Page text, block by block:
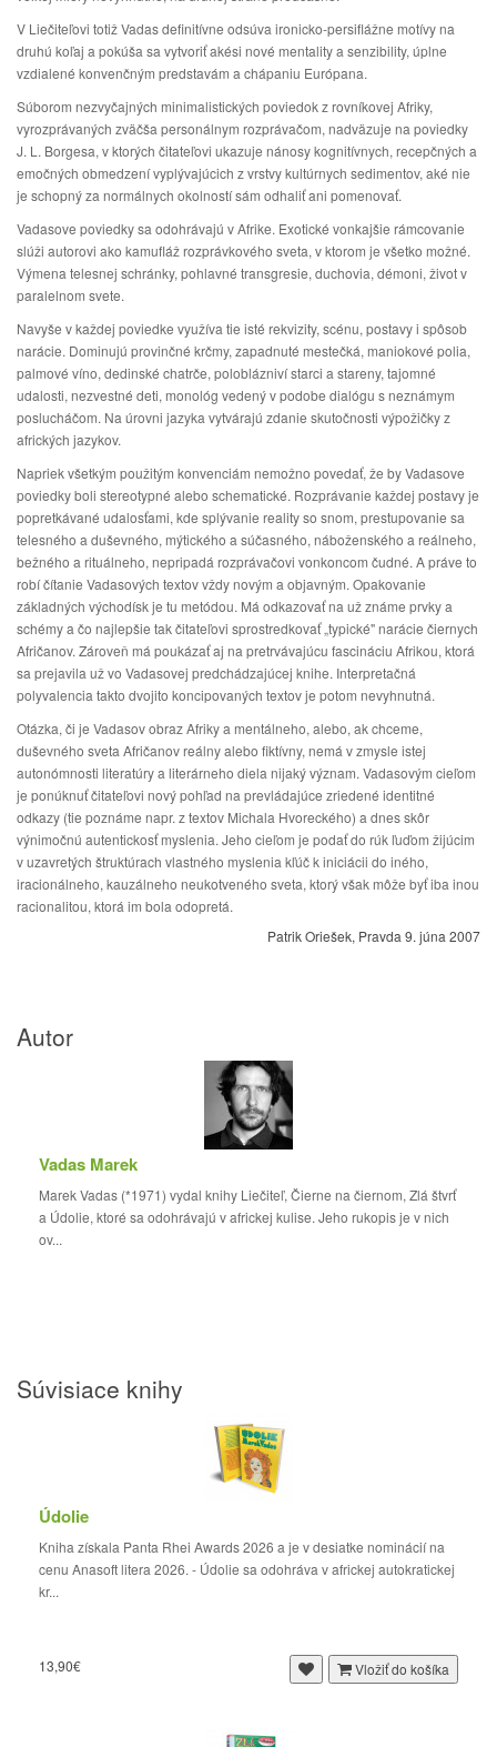
V Liečiteľovi totiž Vadas definitívne odsúva ironicko-persiflážne motívy na
druhú koľaj a pokúša sa vytvoriť akési nové mentality a senzibility, úplne
vzdialené konvenčným predstavám a chápaniu Európana.
Súborom nezvyčajných minimalistických poviedok z rovníkovej Afriky,
vyrozprávaných zväčša personálnym rozprávačom, nadväzuje na poviedky
J. L. Borgesa, v ktorých čitateľovi ukazuje nánosy kognitívnych, recepčných a
emočných obmedzení vyplývajúcich z vrstvy kultúrnych sedimentov, aké nie
je schopný za normálnych okolností sám odhaliť ani pomenovať.
Vadasove poviedky sa odohrávajú v Afrike. Exotické vonkajšie rámcovanie
slúži autorovi ako kamufláž rozprávkového sveta, v ktorom je všetko možné.
Výmena telesnej schránky, pohlavné transgresie, duchovia, démoni, život v
paralelnom svete.
Navyše v každej poviedke využíva tie isté rekvizity, scénu, postavy i spôsob
narácie. Dominujú provinčné krčmy, zapadnuté mestečká, maniokové polia,
palmové víno, dedinské chatrče, poloblázniví starci a stareny, tajomné
udalosti, nezvestné deti, monológ vedený v podobe dialógu s neznámym
poslucháčom. Na úrovni jazyka vytvárajú zdanie skutočnosti výpožičky z
afrických jazykov.
Napriek všetkým použitým konvenciám nemožno povedať, že by Vadasove
poviedky boli stereotypné alebo schematické. Rozprávanie každej postavy je
popretkávané udalosťami, kde splývanie reality so snom, prestupovanie sa
telesného a duševného, mýtického a súčasného, náboženského a reálneho,
bežného a rituálneho, nepripadá rozprávačovi vonkoncom čudné. A práve to
robí čítanie Vadasových textov vždy novým a objavným. Opakovanie
základných východísk je tu metódou. Má odkazovať na už známe prvky a
schémy a čo najlepšie tak čitateľovi sprostredkovať „typické" narácie čiernych
Afričanov. Zároveň má poukázať aj na pretrvávajúcu fascináciu Afrikou, ktorá
sa prejavila už vo Vadasovej predchádzajúcej knihe. Interpretačná
polyvalencia takto dvojito koncipovaných textov je potom nevyhnutná.
Otázka, či je Vadasov obraz Afriky a mentálneho, alebo, ak chceme,
duševného sveta Afričanov reálny alebo fiktívny, nemá v zmysle istej
autonómnosti literatúry a literárneho diela nijaký význam. Vadasovým cieľom
je ponúknuť čitateľovi nový pohľad na prevládajúce zriedené identitné
odkazy (tie poznáme napr. z textov Michala Hvoreckého) a dnes skôr
výnimočnú autentickosť myslenia. Jeho cieľom je podať do rúk ľuďom žijúcim
v uzavretých štruktúrach vlastného myslenia kľúč k iniciácii do iného,
iracionálneho, kauzálneho neukotveného sveta, ktorý však môže byť iba inou
racionalitou, ktorá im bola odopretá.
Patrik Oriešek, Pravda 9. júna 2007
Autor
Vadas Marek
Marek Vadas (*1971) vydal knihy Liečiteľ, Čierne na čiernom, Zlá štvrť
a Údolie, ktoré sa odohrávajú v africkej kulise. Jeho rukopis je v nich
ov...
Súvisiace knihy
Údolie
Kniha získala Panta Rhei Awards 2026 a je v desiatke nominácií na
cenu Anasoft litera 2026. - Údolie sa odohráva v africkej autokratickej
kr...
13,90€ Vložiť do košíka